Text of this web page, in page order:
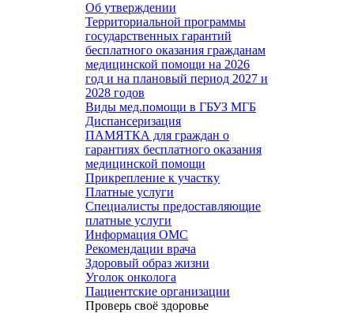
Об утверждении
Территориальной программы
государственных гарантий
бесплатного оказания гражданам
медицинской помощи на 2026
год и на плановый период 2027 и
2028 годов
Виды мед.помощи в ГБУЗ МГБ
Диспансеризация
ПАМЯТКА для граждан о
гарантиях бесплатного оказания
медицинской помощи
Прикрепление к участку
Платные услуги
Специалисты предоставляющие
платные услуги
Информация ОМС
Рекомендации врача
Здоровый образ жизни
Уголок онколога
Пациентские организации
Проверь своё здоровье